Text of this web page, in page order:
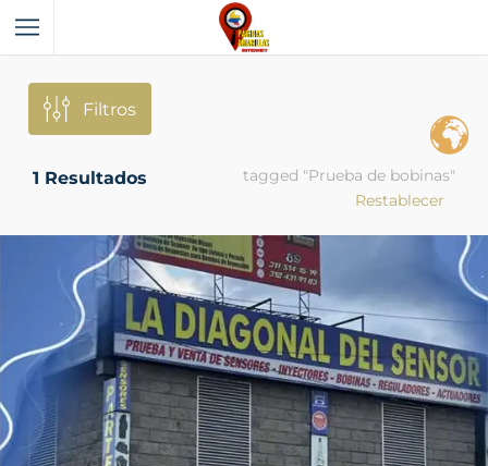
Filtros
1 Resultados
tagged "Prueba de bobinas"
Restablecer